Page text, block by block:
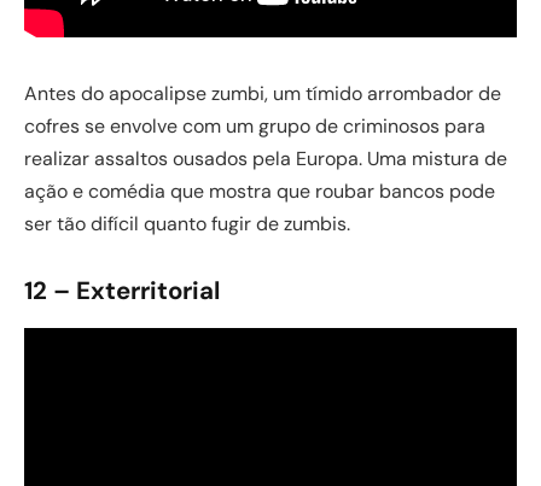
Antes do apocalipse zumbi, um tímido arrombador de
cofres se envolve com um grupo de criminosos para
realizar assaltos ousados pela Europa. Uma mistura de
ação e comédia que mostra que roubar bancos pode
ser tão difícil quanto fugir de zumbis.
12 – Exterritorial